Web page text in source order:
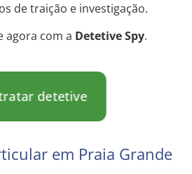
de traição e investigação.
agora com a Detetive Spy.
detetive
em Praia Grande